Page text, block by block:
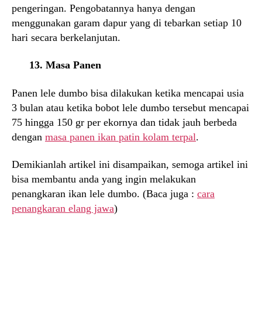
pengeringan. Pengobatannya hanya dengan
menggunakan garam dapur yang di tebarkan setiap 10
hari secara berkelanjutan.
13. Masa Panen
Panen lele dumbo bisa dilakukan ketika mencapai usia
3 bulan atau ketika bobot lele dumbo tersebut mencapai
75 hingga 150 gr per ekornya dan tidak jauh berbeda
dengan masa panen ikan patin kolam terpal.
Demikianlah artikel ini disampaikan, semoga artikel ini
bisa membantu anda yang ingin melakukan
penangkaran ikan lele dumbo. (Baca juga : cara
penangkaran elang jawa)